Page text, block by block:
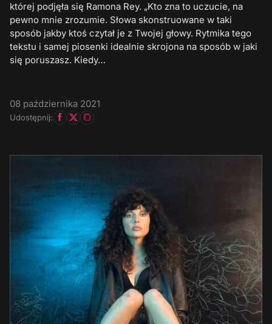
której podjęła się Ramona Rey. „Kto zna to uczucie, na
pewno mnie zrozumie. Słowa skonstruowane w taki
sposób jakby ktoś czytał je z Twojej głowy. Rytmika tego
tekstu i samej piosenki idealnie skrojona na sposób w jaki
się poruszasz. Kiedy…
08 października 2021
Udostępnij: